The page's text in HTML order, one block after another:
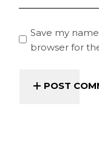
Save my
browser for
POST